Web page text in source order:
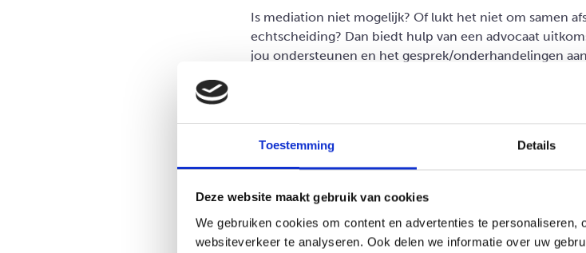
Toestemming Details
Deze website maakt gebruik van cookies
We gebruiken cookies om content en advertenties te
websiteverkeer te analyseren. Ook delen we informatie over uw
Is mediation niet mogelijk? Of lukt het niet om samen
echtscheiding? Dan biedt hulp van een advocaat
jou ondersteunen en het gesprek/onderhandelingen
Als je wilt scheiden, moeten er soms zaken geregeld
om deze zaken onderling te regelen, kun je via een
rechter aanvragen. Dat is een tijdelijke maatregel die
scheidingsprocedure.